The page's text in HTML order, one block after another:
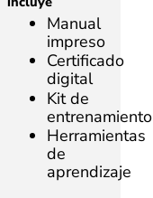
Manual
impreso
Certificado
digital
Kit de
entrenamiento
Herramientas
de
aprendizaje